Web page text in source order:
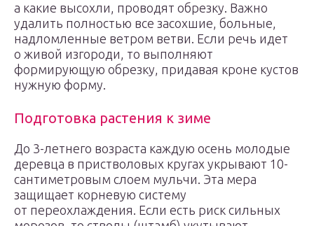
а какие высохли, проводят обрезку. Важно
удалить полностью все засохшие, больные,
надломленные ветром ветви. Если речь идет
о живой изгороди, то выполняют
формирующую обрезку, придавая кроне кустов
нужную форму.
Подготовка растения к зиме
До 3-летнего возраста каждую осень молодые
деревца в пристволовых кругах укрывают 10-
сантиметровым слоем мульчи. Эта мера
защищает корневую систему
от переохлаждения. Если есть риск сильных